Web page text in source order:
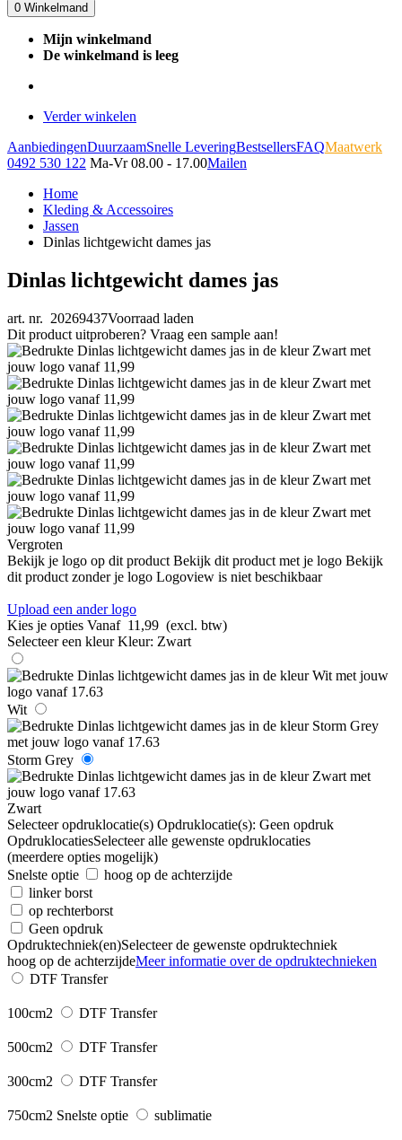
0 Winkelmand
Mijn winkelmand
De winkelmand is leeg
Verder winkelen
AanbiedingenDuurzaamSnelle LeveringBestsellersFAQMaatwerk
0492 530 122 Ma-Vr 08.00 - 17.00Mailen
Home
Kleding & Accessoires
Jassen
Dinlas lichtgewicht dames jas
Dinlas lichtgewicht dames jas
art. nr. 20269437Voorraad laden
Dit product uitproberen? Vraag een sample aan!
Vergroten
Bekijk je logo op dit product Bekijk dit product met je logo Bekijk
dit product zonder je logo Logoview is niet beschikbaar
Upload een ander logo
Kies je opties Vanaf 11,99 (excl. btw)
Selecteer een kleur Kleur: Zwart
Wit
Storm Grey
Zwart
Selecteer opdruklocatie(s) Opdruklocatie(s): Geen opdruk
OpdruklocatiesSelecteer alle gewenste opdruklocaties
(meerdere opties mogelijk)
Snelste optie
hoog op de achterzijde
linker borst
op rechterborst
Geen opdruk
Opdruktechniek(en)Selecteer de gewenste opdruktechniek
hoog op de achterzijdeMeer informatie over de opdruktechnieken
DTF Transfer
100cm2 DTF Transfer
500cm2 DTF Transfer
300cm2 DTF Transfer
750cm2 Snelste optie sublimatie